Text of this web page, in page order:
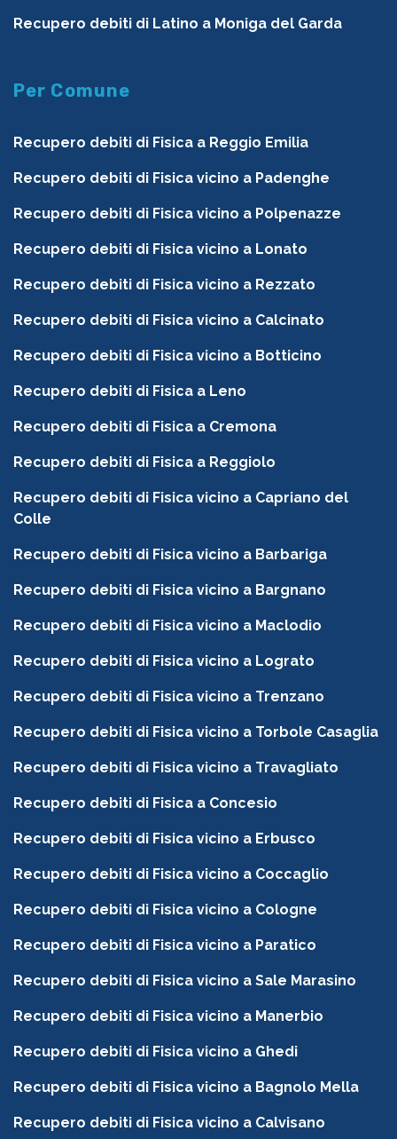
Recupero debiti di Latino a Moniga del Garda
Per Comune
Recupero debiti di Fisica a Reggio Emilia
Recupero debiti di Fisica vicino a Padenghe
Recupero debiti di Fisica vicino a Polpenazze
Recupero debiti di Fisica vicino a Lonato
Recupero debiti di Fisica vicino a Rezzato
Recupero debiti di Fisica vicino a Calcinato
Recupero debiti di Fisica vicino a Botticino
Recupero debiti di Fisica a Leno
Recupero debiti di Fisica a Cremona
Recupero debiti di Fisica a Reggiolo
Recupero debiti di Fisica vicino a Capriano del
Colle
Recupero debiti di Fisica vicino a Barbariga
Recupero debiti di Fisica vicino a Bargnano
Recupero debiti di Fisica vicino a Maclodio
Recupero debiti di Fisica vicino a Lograto
Recupero debiti di Fisica vicino a Trenzano
Recupero debiti di Fisica vicino a Torbole Casaglia
Recupero debiti di Fisica vicino a Travagliato
Recupero debiti di Fisica a Concesio
Recupero debiti di Fisica vicino a Erbusco
Recupero debiti di Fisica vicino a Coccaglio
Recupero debiti di Fisica vicino a Cologne
Recupero debiti di Fisica vicino a Paratico
Recupero debiti di Fisica vicino a Sale Marasino
Recupero debiti di Fisica vicino a Manerbio
Recupero debiti di Fisica vicino a Ghedi
Recupero debiti di Fisica vicino a Bagnolo Mella
Recupero debiti di Fisica vicino a Calvisano